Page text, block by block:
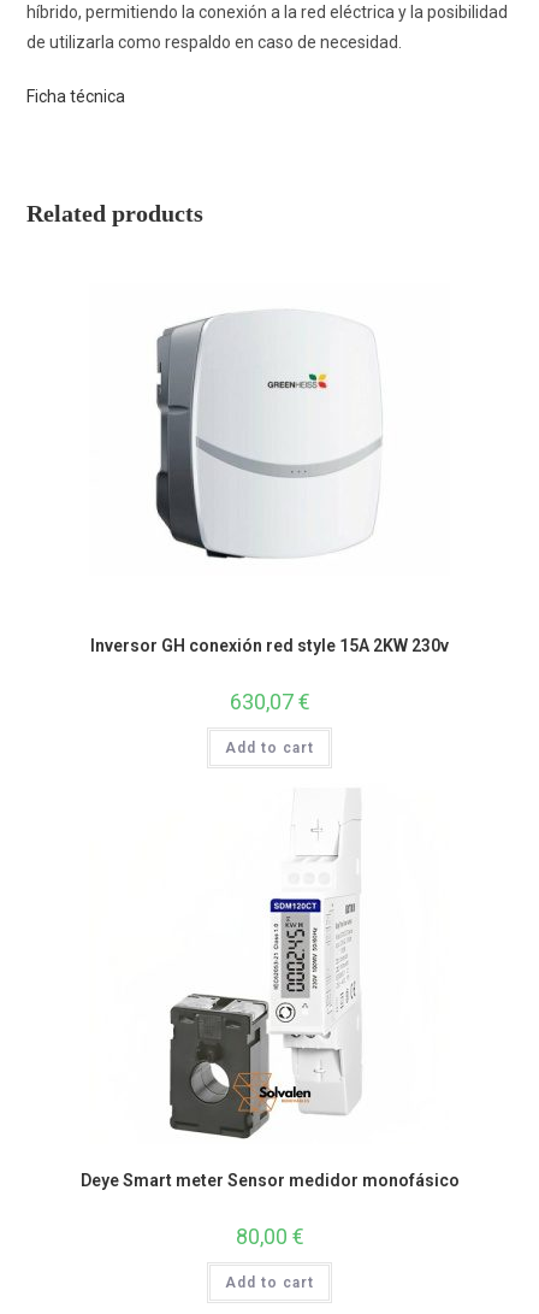
híbrido, permitiendo la conexión a la red eléctrica y la posibilidad
de utilizarla como respaldo en caso de necesidad.
Ficha técnica
Related products
Inversor GH conexión red style 15A 2KW 230v
630,07€
Add to cart
Deye Smart meter Sensor medidor monofásico
80,00 €
Add to cart